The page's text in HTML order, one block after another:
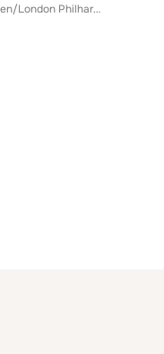
Robert Cohen/London Philharmonic Orchestra/Zdenek Mácal, Robert Cohen/London Philharmonic Orchestra/Norman Del Mar